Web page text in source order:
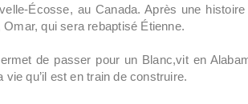
Écosse, au Canada. Après une
qui sera rebaptisé Étienne.
de passer pour un Blanc,vit en
qu’il est en train de construire.